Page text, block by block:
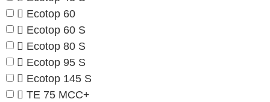
Ecotop 60
Ecotop 60 S
Ecotop 80 S
Ecotop 95 S
Ecotop 145 S
TE 75 MCC+